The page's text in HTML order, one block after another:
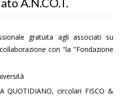
gratuita agli associati su
con "la "Fondazione
QUOTIDIANO, circolari FISCO &